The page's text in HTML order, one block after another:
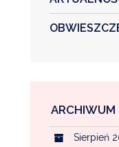
I ORGANIZACJE
ARCHIWUM
Sierpień